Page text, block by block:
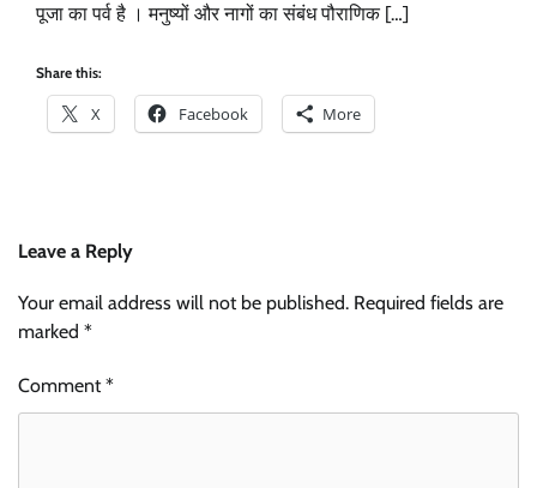
पूजा का पर्व है । मनुष्यों और नागों का संबंध पौराणिक […]
Share this:
X Facebook More
Leave a Reply
Your email address will not be published. Required fields are
marked *
Comment*